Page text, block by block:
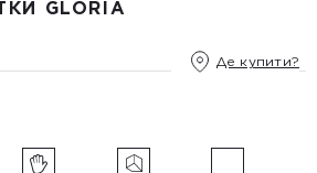
GLORIA
Де купити?